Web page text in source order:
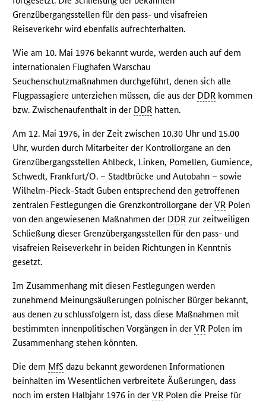
Grenzübergangsstellen für den pass- und visafreien
Reiseverkehr wird ebenfalls aufrechterhalten.
Wie am 10. Mai 1976 bekannt wurde, werden auch auf dem
internationalen Flughafen Warschau
Seuchenschutzmaßnahmen durchgeführt, denen sich alle
Flugpassagiere unterziehen müssen, die aus der DDR kommen
bzw. Zwischenaufenthalt in der DDR hatten.
Am 12. Mai 1976, in der Zeit zwischen 10.30 Uhr und 15.00
Uhr, wurden durch Mitarbeiter der Kontrollorgane an den
Grenzübergangsstellen Ahlbeck, Linken, Pomellen, Gumience,
Schwedt, Frankfurt/O. – Stadtbrücke und Autobahn – sowie
Wilhelm-Pieck-Stadt Guben entsprechend den getroffenen
zentralen Festlegungen die Grenzkontrollorgane derVR Polen
von den angewiesenen Maßnahmen der DDR zur zeitweiligen
Schließung dieser Grenzübergangsstellen für den pass- und
visafreien Reiseverkehr in beiden Richtungen in Kenntnis
gesetzt.
Im Zusammenhang mit diesen Festlegungen werden
zunehmend Meinungsäußerungen polnischer Bürger bekannt,
aus denen zu schlussfolgern ist, dass diese Maßnahmen mit
bestimmten innenpolitischen Vorgängen in derVR Polen im
Zusammenhang stehen könnten.
Die dem MfS dazu bekannt gewordenen Informationen
beinhalten im Wesentlichen verbreitete Äußerungen, dass
noch im ersten Halbjahr 1976 in derVR Polen die Preise für